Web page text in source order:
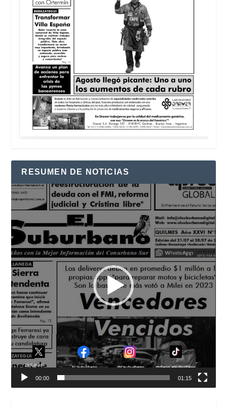
RESUMEN DE NOTICIAS
Reproductor
de
vídeo
00:00 01:15